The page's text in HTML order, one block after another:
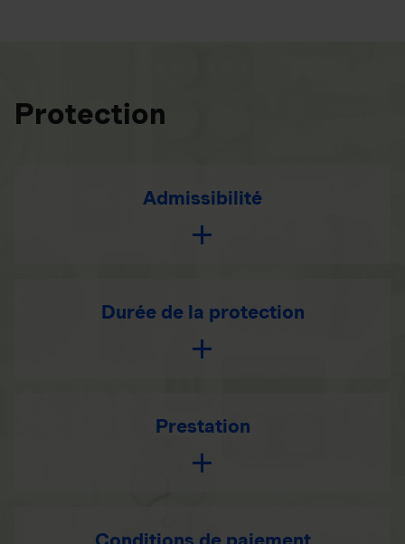
Protection
Admissibilité
Durée de la protection
Prestation